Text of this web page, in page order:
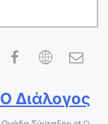
Ο Διάλογος